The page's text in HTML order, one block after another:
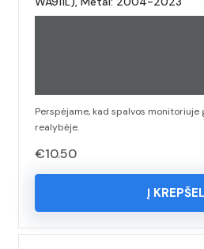
Perspėjame, kad spalvos monitoriuje
realybėje.
€10.50
Į